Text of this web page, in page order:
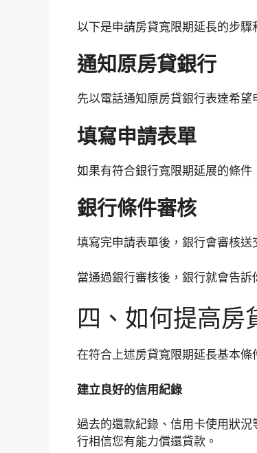
以下是申請房貸寬限期延長的步驟
通知原房貸銀行
先以電話通知原房貸銀行表達希望
填寫申請表單
如果有符合銀行寬限期延展的條件
銀行條件審核
填寫完申請表單後，銀行會審核送
當通過銀行審核後，銀行就會告
四、如何提高房
在符合上述房貸寬限期延長基本條
建立良好的信用紀錄
過去的還款紀錄、信用卡使用狀
行相信您有能力償還貸款。